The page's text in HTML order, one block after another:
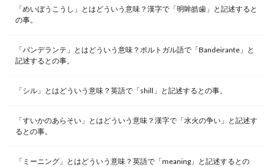
「めいぼうこうし」とはどういう意味？漢字で「明眸皓歯」と記述すると
の事。
「バンデランテ」とはどういう意味？ポルトガル語で「Bandeirante」と
記述するとの事。
「シル」とはどういう意味？英語で「shill」と記述するとの事。
「すいかのあらそい」とはどういう意味？漢字で「水火の争い」と記述す
るとの事。
「ミーニング」とはどういう意味？英語で「meaning」と記述するとの